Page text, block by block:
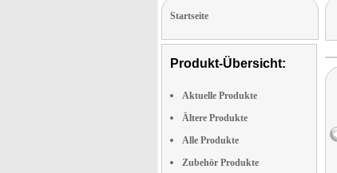
Startseite
Produkt-Übersicht:
Aktuelle Produkte
Ältere Produkte
Alle Produkte
Zubehör Produkte